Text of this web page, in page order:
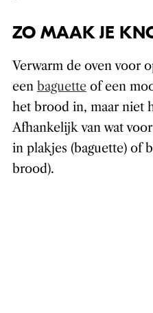
ZO MAAK JE
Verwarm de oven voor
een baguetteof een
het brood in, maar niet
Afhankelijk van wat
in plakjes (baguette) of
brood).